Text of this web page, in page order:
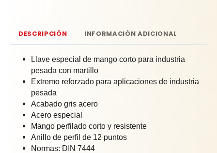
DESCRIPCIÓN INFORMACIÓN ADICIONAL
Llave especial de mango corto para industria
pesada con martillo
Extremo reforzado para aplicaciones de industria
pesada
Acabado gris acero
Acero especial
Mango perfilado corto y resistente
Anillo de perfil de 12 puntos
Normas: DIN 7444